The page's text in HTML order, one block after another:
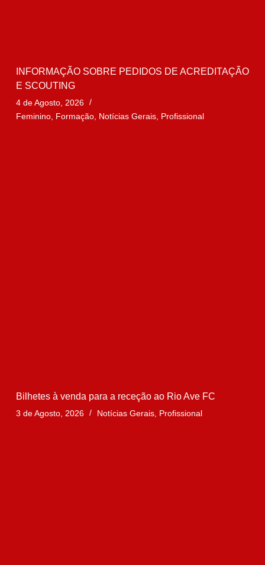
INFORMAÇÃO SOBRE PEDIDOS DE ACREDITAÇÃO
E SCOUTING
4 de Agosto, 2026
Feminino, Formação, Notícias Gerais, Profissional
Bilhetes à venda para a receção ao Rio Ave FC
3 de Agosto, 2026 Notícias Gerais, Profissional